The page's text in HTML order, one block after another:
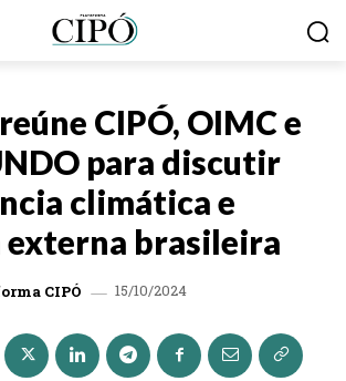
CIPÓ, OIMC e
para discutir
climática e
brasileira
CIPÓ 15/10/2024